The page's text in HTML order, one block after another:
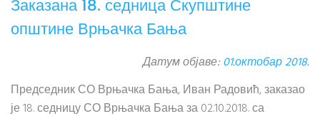
Заказана 18. седница Скупштине
општине Врњачка Бања
Датум објаве:01.октобар 2018.
Председник СО Врњачка Бања, Иван Радовић, заказао
је 18. седницу СО Врњачка Бања за 02.10.2018. са